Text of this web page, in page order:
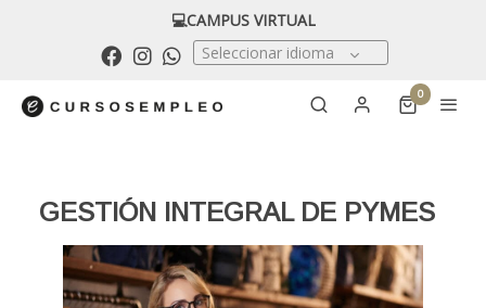
💻CAMPUS VIRTUAL
Seleccionar idioma
0
GESTIÓN INTEGRAL DE PYMES